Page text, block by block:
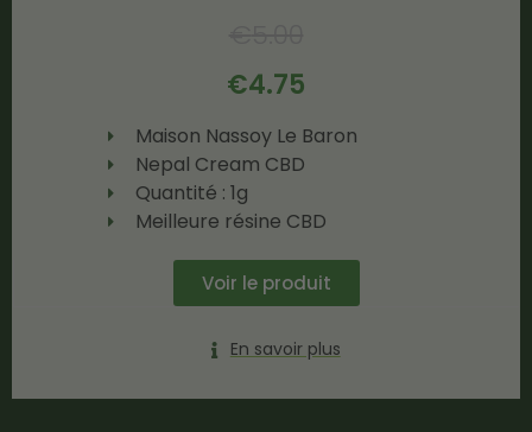
€4.75
Maison Nassoy Le Baron
Nepal Cream CBD
Quantité : 1g
Meilleure résine CBD
Voir le produit
En savoir plus